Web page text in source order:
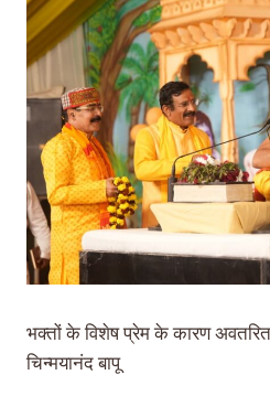
भक्तों के विशेष प्रेम के कारण
चिन्मयानंद बापू